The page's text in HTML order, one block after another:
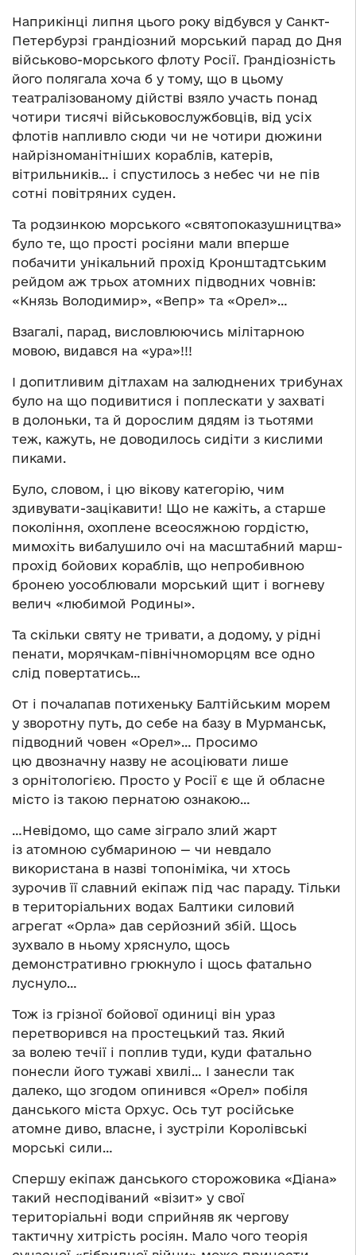
Наприкінці липня цього року відбувся у Санкт-
Петербурзі грандіозний морський парад до Дня
військово-морського флоту Росії. Грандіозність
його полягала хоча б у тому, що в цьому
театралізованому дійстві взяло участь понад
чотири тисячі військовослужбовців, від усіх
флотів напливло сюди чи не чотири дюжини
найрізноманітніших кораблів, катерів,
вітрильників… і спустилось з небес чи не пів
сотні повітряних суден.
Та родзинкою морського «святопоказушництва»
було те, що прості росіяни мали вперше
побачити унікальний прохід Кронштадтським
рейдом аж трьох атомних підводних човнів:
«Князь Володимир», «Вепр» та «Орел»…
Взагалі, парад, висловлюючись мілітарною
мовою, видався на «ура»!!!
І допитливим дітлахам на залюднених трибунах
було на що подивитися і поплескати у захваті
в долоньки, та й дорослим дядям із тьотями
теж, кажуть, не доводилось сидіти з кислими
пиками.
Було, словом, і цю вікову категорію, чим
здивувати-зацікавити! Що не кажіть, а старше
покоління, охоплене всеосяжною гордістю,
мимохіть вибалушило очі на масштабний марш-
прохід бойових кораблів, що непробивною
бронею уособлювали морський щит і вогневу
велич «любимой Родины».
Та скільки святу не тривати, а додому, у рідні
пенати, морячкам-північноморцям все одно
слід повертатись…
От і почалапав потихеньку Балтійським морем
у зворотну путь, до себе на базу в Мурманськ,
підводний човен «Орел»… Просимо
цю двозначну назву не асоціювати лише
з орнітологією. Просто у Росії є ще й обласне
місто із такою пернатою ознакою…
…Невідомо, що саме зіграло злий жарт
із атомною субмариною — чи невдало
використана в назві топоніміка, чи хтось
зурочив її славний екіпаж під час параду. Тільки
в територіальних водах Балтики силовий
агрегат «Орла» дав серйозний збій. Щось
зухвало в ньому хряснуло, щось
демонстративно грюкнуло і щось фатально
луснуло…
Тож із грізної бойової одиниці він ураз
перетворився на простецький таз. Який
за волею течії і поплив туди, куди фатально
понесли його тужаві хвилі… І занесли так
далеко, що згодом опинився «Орел» побіля
данського міста Орхус. Ось тут російське
атомне диво, власне, і зустріли Королівські
морські сили…
Спершу екіпаж данського сторожовика «Діана»
такий несподіваний «візит» у свої
територіальні води сприйняв як чергову
тактичну хитрість росіян. Мало чого теорія